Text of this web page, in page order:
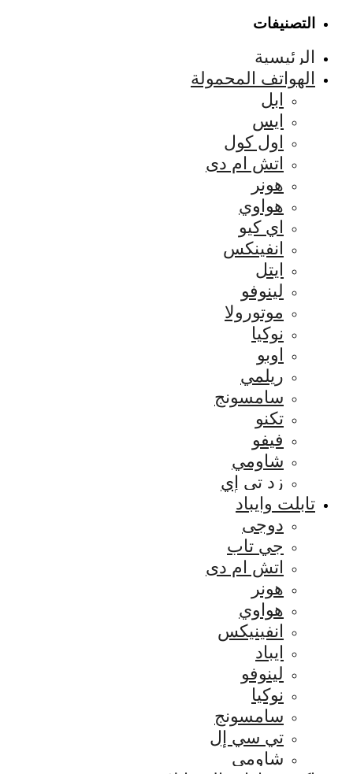
التصنيفات
الرئيسية
الهواتف المحمولة
ابل
ايس
اول كول
اتش ام دى
هونر
هواوي
اي كيو
انفينكس
ايتل
لينوفو
موتورولا
نوكيا
اوبو
ريلمي
سامسونج
تكنو
فيفو
شاومي
زد تي إي
تابلت وايباد
دوجى
جي تاب
اتش ام دى
هونر
هواوي
انفينيكس
ايباد
لينوفو
نوكيا
سامسونج
تي سي إل
شاومي